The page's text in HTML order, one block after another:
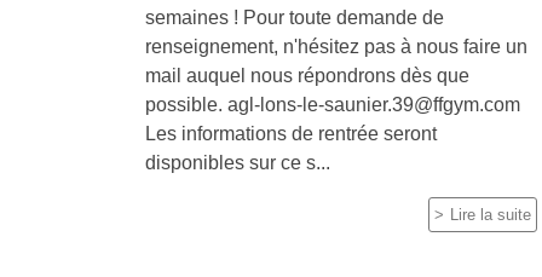
semaines ! Pour toute demande de
renseignement, n'hésitez pas à nous faire un
mail auquel nous répondrons dès que
possible. agl-lons-le-saunier.39@ffgym.com
Les informations de rentrée seront
disponibles sur ce s...
Lire la suite